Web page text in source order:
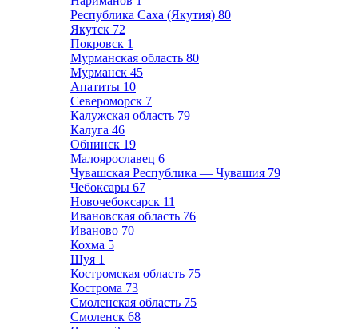
Республика Саха (Якутия) 80
Якутск 72
Покровск 1
Мурманская область 80
Мурманск 45
Апатиты 10
Североморск 7
Калужская область 79
Калуга 46
Обнинск 19
Малоярославец 6
Чувашская Республика — Чувашия 79
Чебоксары 67
Новочебоксарск 11
Ивановская область 76
Иваново 70
Кохма 5
Шуя 1
Костромская область 75
Кострома 73
Смоленская область 75
Смоленск 68